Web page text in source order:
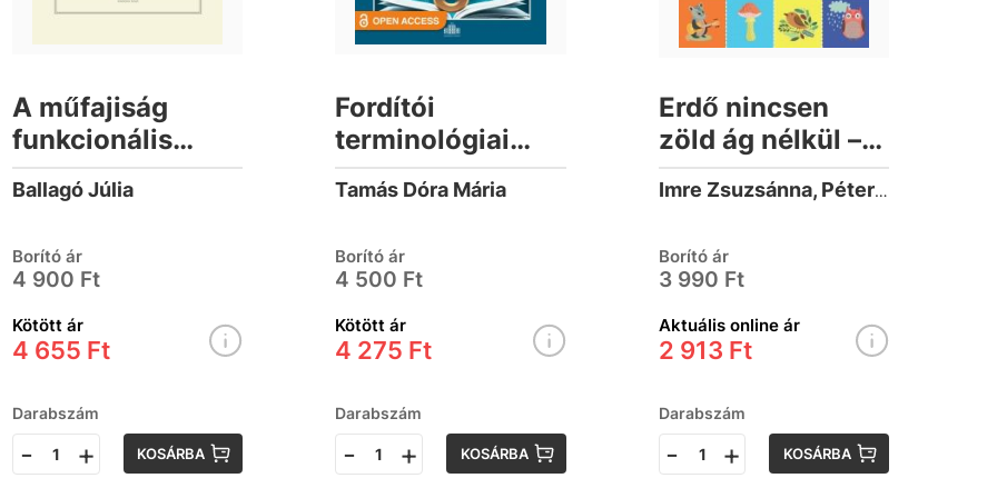
A műfajiság
funkcionális
pragmatikai
vizsgálata
könyvértékelő
Nyelvtudományi
értekezések 174.
Ballagó Júlia
Borító ár
4 900 Ft
Kötött ár
4 655 Ft
Darabszám
- + KOSÁRBA
Fordítói
terminológiai
adatbázisok a jog
tükrében
Tamás Dóra Mária
Borító ár
4 500 Ft
Kötött ár
4 275 Ft
Darabszám
- + KOSÁRBA
Erdő nincsen
zöld ág nélkül –
Szólások és
közmondások
Imre Zsuzsánna, Péter Kinga
Borító ár
3 990 Ft
Aktuális online ár
2 913 Ft
Darabszám
- + KOSÁRBA